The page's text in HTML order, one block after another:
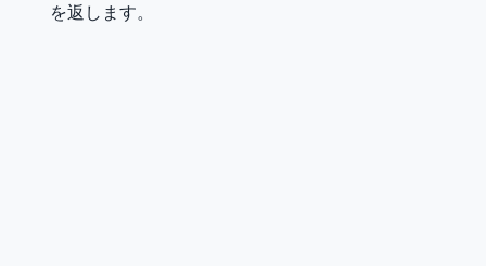
を返します。